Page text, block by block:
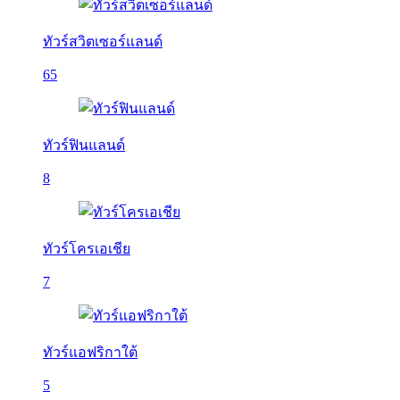
ทัวร์สวิตเซอร์แลนด์
65
ทัวร์ฟินแลนด์
8
ทัวร์โครเอเชีย
7
ทัวร์แอฟริกาใต้
5